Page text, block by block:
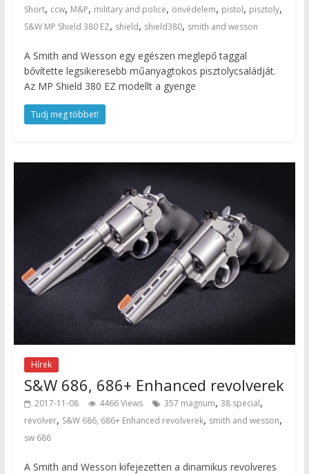
Short, ccw, M&P, military and police, önvédelem, pistol, pisztoly,
S&W MP Shield 380 EZ, shield, shield380, smith and wesson
A Smith and Wesson egy egészen meglepő taggal
bővítette legsikeresebb műanyagtokos pisztolycsaládját.
Az MP Shield 380 EZ modellt a gyenge
Tudj meg többet!
Hírek
S&W 686, 686+ Enhanced revolverek
2017-11-08 4466 Views 357 magnum, 38 special,
revolver, S&W 686, 686+ Enhanced revolverek, smith and wesson,
sw 686
A Smith and Wesson kifejezetten a dinamikus revolveres